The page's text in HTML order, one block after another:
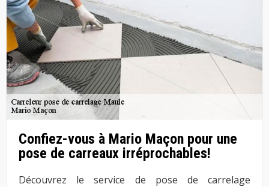
Confiez-vous à Mario Maçon pour une
pose de carreaux irréprochables!
Découvrez le service de pose de carrelage